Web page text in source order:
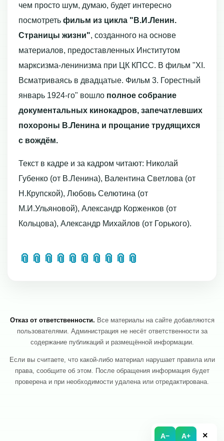
A− A+ ×
чем просто шум, думаю, будет интересно
посмотреть фильм из цикла "В.И.Ленин.
Страницы жизни", созданного на основе
материалов, предоставленных Институтом
марксизма-ленинизма при ЦК КПСС. В фильм "XI.
Всматриваясь в двадцатые. Фильм 3. Горестный
январь 1924-го" вошло полное собрание
документальных кинокадров, запечатлевших
похороны В.Ленина и прощание трудящихся
с вождём.
Текст в кадре и за кадром читают: Николай
Губенко (от В.Ленина), Валентина Светлова (от
Н.Крупской), Любовь Селютина (от
М.И.Ульяновой), Александр Корженков (от
Кольцова), Александр Михайлов (от Горького).
📎 📎 📎 📎 📎 📎 📎 📎 📎 📎
Отказ от ответственности. Все материалы на сайте добавляются
пользователями. Администрация не несёт ответственности за
содержание публикаций и размещённой информации.
Если вы считаете, что какой-либо материал нарушает правила или
права, сообщите об этом. После обращения информация будет
проверена и при необходимости удалена или отредактирована.